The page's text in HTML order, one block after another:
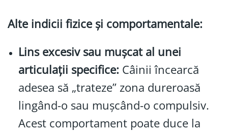
Alte indicii fizice și comportamentale:
Lins excesiv sau mușcat al unei
articulații specifice: Câinii încearcă
adesea să „trateze” zona dureroasă
lingând-o sau mușcând-o compulsiv.
Acest comportament poate duce la